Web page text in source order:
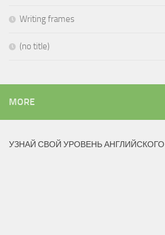
Writing frames
(no title)
MORE
УЗНАЙ СВОЙ УРОВЕНЬ АНГЛИЙСКОГО